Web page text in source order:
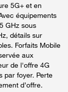
5G+ et en
équipements
GHz sous
détails sur
Forfaits Mobile
aux
de l'offre 4G
par foyer. Perte
d’offre.